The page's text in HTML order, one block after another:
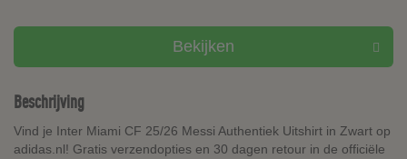
Bekijken
Beschrijving
Vind je Inter Miami CF 25/26 Messi Authentiek Uitshirt in Zwart op
adidas.nl! Gratis verzendopties en 30 dagen retour in de officiële